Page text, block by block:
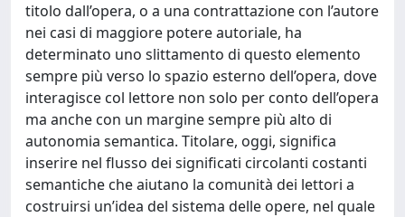
titolo dall’opera, o a una contrattazione con l’autore
nei casi di maggiore potere autoriale, ha
determinato uno slittamento di questo elemento
sempre più verso lo spazio esterno dell’opera, dove
interagisce col lettore non solo per conto dell’opera
ma anche con un margine sempre più alto di
autonomia semantica. Titolare, oggi, significa
inserire nel flusso dei significati circolanti costanti
semantiche che aiutano la comunità dei lettori a
costruirsi un’idea del sistema delle opere, nel quale